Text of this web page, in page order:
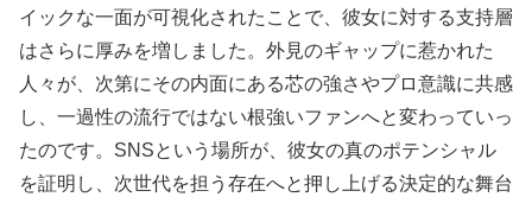
イックな一面が可視化されたことで、彼女に対する支持層
はさらに厚みを増しました。外見のギャップに惹かれた
人々が、次第にその内面にある芯の強さやプロ意識に共感
し、一過性の流行ではない根強いファンへと変わっていっ
たのです。SNSという場所が、彼女の真のポテンシャル
を証明し、次世代を担う存在へと押し上げる決定的な舞台